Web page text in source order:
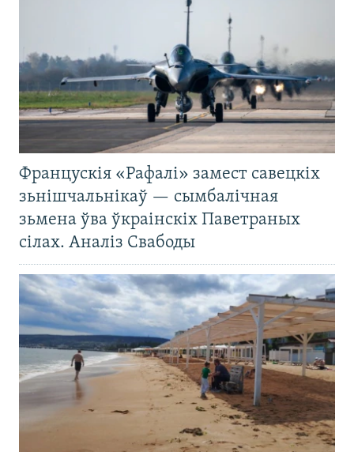
Францускія «Рафалі» замест савецкіх
зьнішчальнікаў — сымбалічная
зьмена ўва ўкраінскіх Паветраных
сілах. Аналіз Свабоды